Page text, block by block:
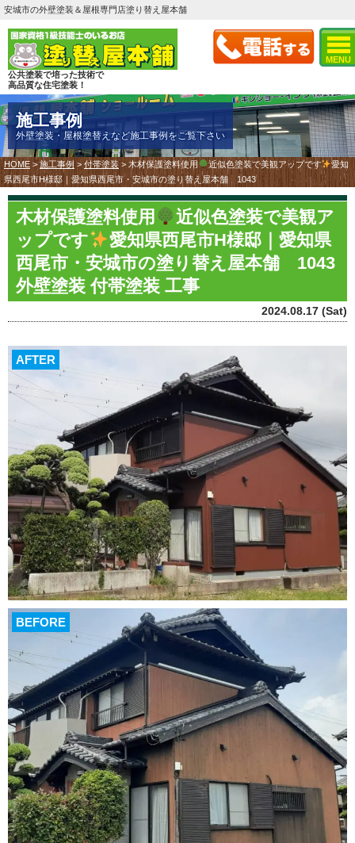
MENU
安城市の外壁塗装＆屋根専門店塗り替え屋本舗
公共塗装で培った技術で
高品質な住宅塗装！
施工事例
外壁塗装・屋根塗替えなど施工事例をご覧下さい
HOME >施工事例 > 付帯塗装> 木材保護塗料使用 近似色塗装で美観アップです
愛知
県西尾市H様邸｜愛知県西尾市・安城市の塗り替え屋本舗 1043
木材保護塗料使用
近似色塗装で美観ア
ップです
愛知県西尾市H様邸｜愛知県
西尾市・安城市の塗り替え屋本舗 1043
外壁塗装 付帯塗装 工事
2024.08.17 (Sat)
AFTER
BEFORE